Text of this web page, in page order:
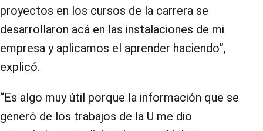
proyectos en los cursos de la carrera se
desarrollaron acá en las instalaciones de mi
empresa y aplicamos el aprender haciendo”,
explicó.
“Es algo muy útil porque la información que se
generó de los trabajos de la U me dio